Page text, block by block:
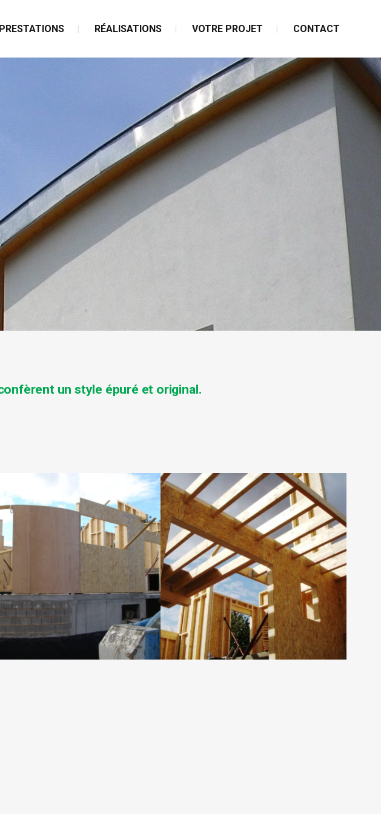
PRESTATIONS RÉALISATIONS VOTRE PROJET CONTACT
unstyle épuré et original.